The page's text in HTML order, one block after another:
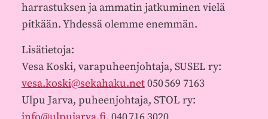
harrastuksen ja ammatin jatkuminen vielä
pitkään. Yhdessä olemme enemmän.
Lisätietoja:
Vesa Koski, varapuheenjohtaja, SUSEL ry:
vesa.koski@sekahaku.net050 569 7163
Ulpu Jarva, puheenjohtaja, STOL ry: